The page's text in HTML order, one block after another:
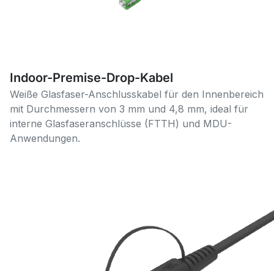
Indoor-Premise-Drop-Kabel
Weiße Glasfaser-Anschlusskabel für den Innenbereich
mit Durchmessern von 3 mm und 4,8 mm, ideal für
interne Glasfaseranschlüsse (FTTH) und MDU-
Anwendungen.